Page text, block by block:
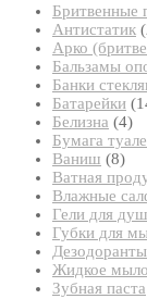
Бритвенные
Антистатик
Арко
Бальзамы
Банки
Батарейки
Белизна 44
Бумага
Ваниш 88
Ватная
Влажные
Гели для
Губки для
Жидкое мыло
Зубная паста